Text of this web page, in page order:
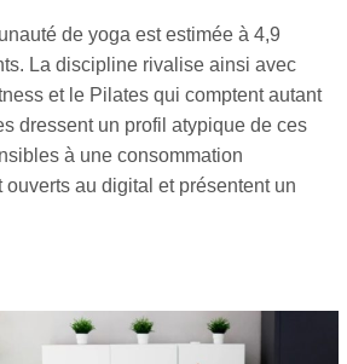
de yoga est estimée à 4,9
La discipline rivalise ainsi avec
et le Pilates qui comptent autant
dressent un profil atypique de ces
à une consommation
au digital et présentent un